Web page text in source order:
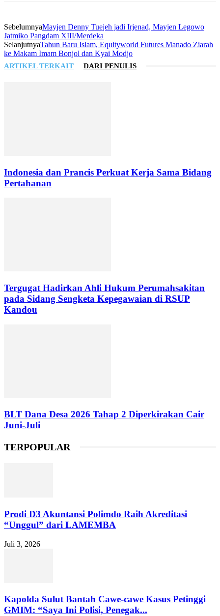
SebelumnyaMayjen Denny Tuejeh jadi Irjenad, Mayjen Legowo
Jatmiko Pangdam XIII/Merdeka
SelanjutnyaTahun Baru Islam, Equityworld Futures Manado Ziarah
ke Makam Imam Bonjol dan Kyai Modjo
ARTIKEL TERKAIT DARI PENULIS
Indonesia dan Prancis Perkuat Kerja Sama Bidang
Pertahanan
Tergugat Hadirkan Ahli Hukum Perumahsakitan
pada Sidang Sengketa Kepegawaian di RSUP
Kandou
BLT Dana Desa 2026 Tahap 2 Diperkirakan Cair
Juni-Juli
TERPOPULAR
Prodi D3 Akuntansi Polimdo Raih Akreditasi
“Unggul” dari LAMEMBA
Juli 3, 2026
Kapolda Sulut Bantah Cawe-cawe Kasus Petinggi
GMIM: “Saya Ini Polisi, Penegak...